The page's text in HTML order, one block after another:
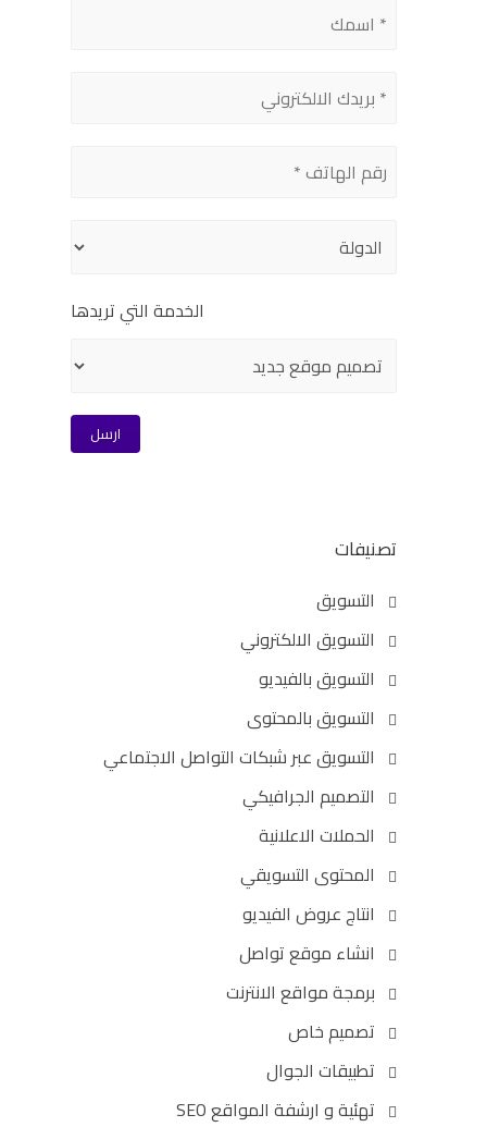
الخدمة التي تريدها
تصنيفات
التسويق
التسويق الالكتروني
التسويق بالفيديو
التسويق بالمحتوى
التسويق عبر شبكات التواصل الاجتماعي
التصميم الجرافيكي
الحملات الاعلانية
المحتوى التسويقي
انتاج عروض الفيديو
انشاء موقع تواصل
برمجة مواقع الانترنت
تصميم خاص
تطبيقات الجوال
تهئية و ارشفة المواقع SEO